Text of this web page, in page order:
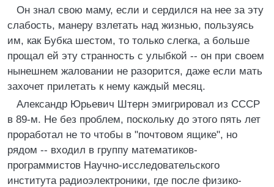
Он знал свою маму, если и сердился на нее за эту
слабость, манеру взлетать над жизнью, пользуясь
им, как Бубка шестом, то только слегка, а больше
прощал ей эту странность с улыбкой -- он при своем
нынешнем жаловании не разорится, даже если мать
захочет прилетать к нему каждый месяц.
Александр Юрьевич Штерн эмигрировал из СССР
в 89-м. Не без проблем, поскольку до этого пять лет
проработал не то чтобы в "почтовом ящике", но
рядом -- входил в группу математиков-
программистов Научно-исследовательского
института радиоэлектроники, где после физико-